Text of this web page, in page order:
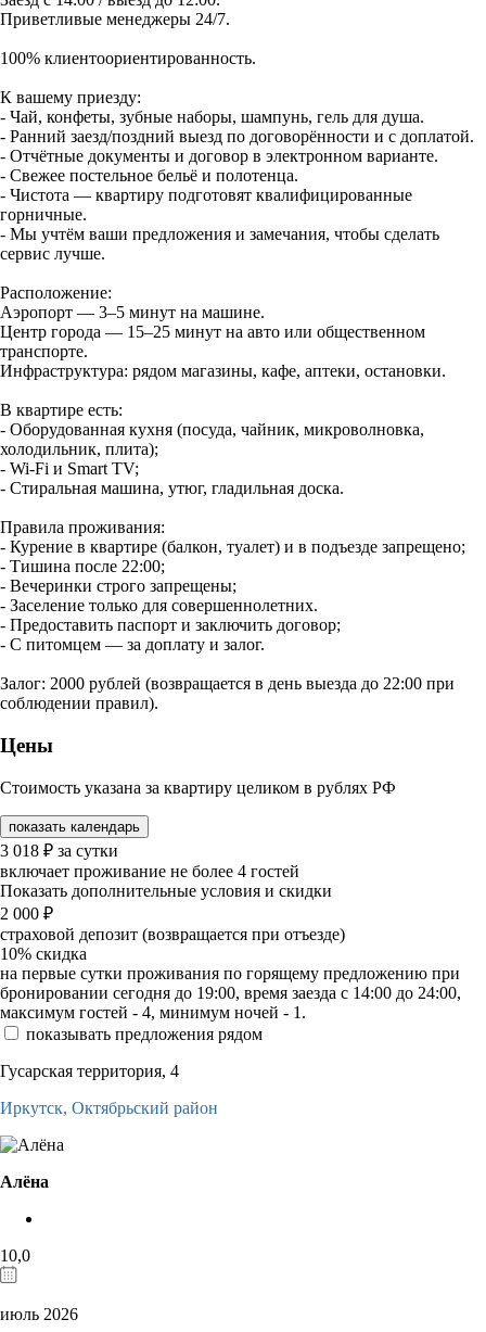
Приветливые менеджеры 24/7.
100% клиентоориентированность.
К вашему приезду:
- Чай, конфеты, зубные наборы, шампунь, гель для душа.
- Ранний заезд/поздний выезд по договорённости и с доплатой.
- Отчётные документы и договор в электронном варианте.
- Свежее постельное бельё и полотенца.
- Чистота — квартиру подготовят квалифицированные
горничные.
- Мы учтём ваши предложения и замечания, чтобы сделать
сервис лучше.
Расположение:
Аэропорт — 3–5 минут на машине.
Центр города — 15–25 минут на авто или общественном
транспорте.
Инфраструктура: рядом магазины, кафе, аптеки, остановки.
В квартире есть:
- Оборудованная кухня (посуда, чайник, микроволновка,
холодильник, плита);
- Wi‑Fi и Smart TV;
- Стиральная машина, утюг, гладильная доска.
Правила проживания:
- Курение в квартире (балкон, туалет) и в подъезде запрещено;
- Тишина после 22:00;
- Вечеринки строго запрещены;
- Заселение только для совершеннолетних.
- Предоставить паспорт и заключить договор;
- С питомцем — за доплату и залог.
Залог: 2000 рублей (возвращается в день выезда до 22:00 при
соблюдении правил).
Цены
Стоимость указана за квартиру целиком в рублях РФ
показать календарь
3 018 ₽ за сутки
включает проживание не более 4 гостей
Показать дополнительные условия и скидки
2 000 ₽
страховой депозит (возвращается при отъезде)
10% скидка
на первые сутки проживания по горящему предложению при
бронировании сегодня до 19:00, время заезда с 14:00 до 24:00,
максимум гостей - 4, минимум ночей - 1.
показывать предложения рядом
Гусарская территория, 4
Иркутск, Октябрьский район
Алёна
10,0
июль 2026